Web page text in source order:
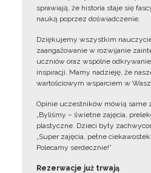
sprawiają, że historia staje się
nauką poprzez doświadczenie.
Dziękujemy wszystkim
zaangażowanie w rozwijanie
uczniów oraz wspólne
inspiracji. Mamy nadzieję, że
wartościowym wsparciem w
Opinie uczestników mówią same
„Byliśmy – świetne zajęcia,
plastyczne. Dzieci były
„Super zajęcia, pełne
Polecamy serdecznie!”
Rezerwacje już trwają